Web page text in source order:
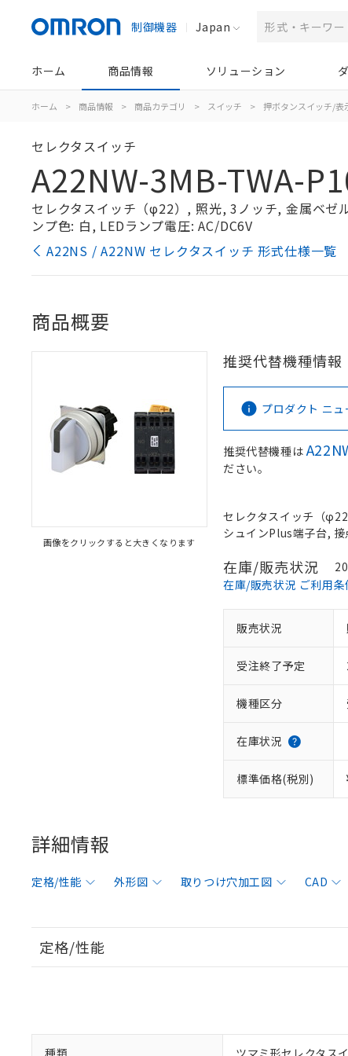
制御機器 Japan
ホーム 商品情報 ソリューション
ホーム > 商品情報 > 商品カテゴリ > スイッチ > 押ボタンスイッチ/表
セレクタスイッチ
A22NW-3MB-TWA-
セレクタスイッチ（φ22）, 照光, 3ノッチ, 金属ベ
ンプ色: 白, LEDランプ電圧: AC/DC6V
A22NS / A22NW セレクタスイッチ 形式仕様一覧
商品概要
画像をクリックすると大きくなります
推奨代替機種情報
プロダクト ニ
推奨代替機種は
ださい。
セレクタスイッチ（
シュインPlus端子台,
在庫/販売状況
在庫/販売状況 ご利用条
販売状況
受注終了予定
機種区分
在庫状況
標準価格(税別)
詳細情報
定格/性能 外形図 取りつけ穴加工図 CAD
定格/性能
種類 ツマミ形セレクタス